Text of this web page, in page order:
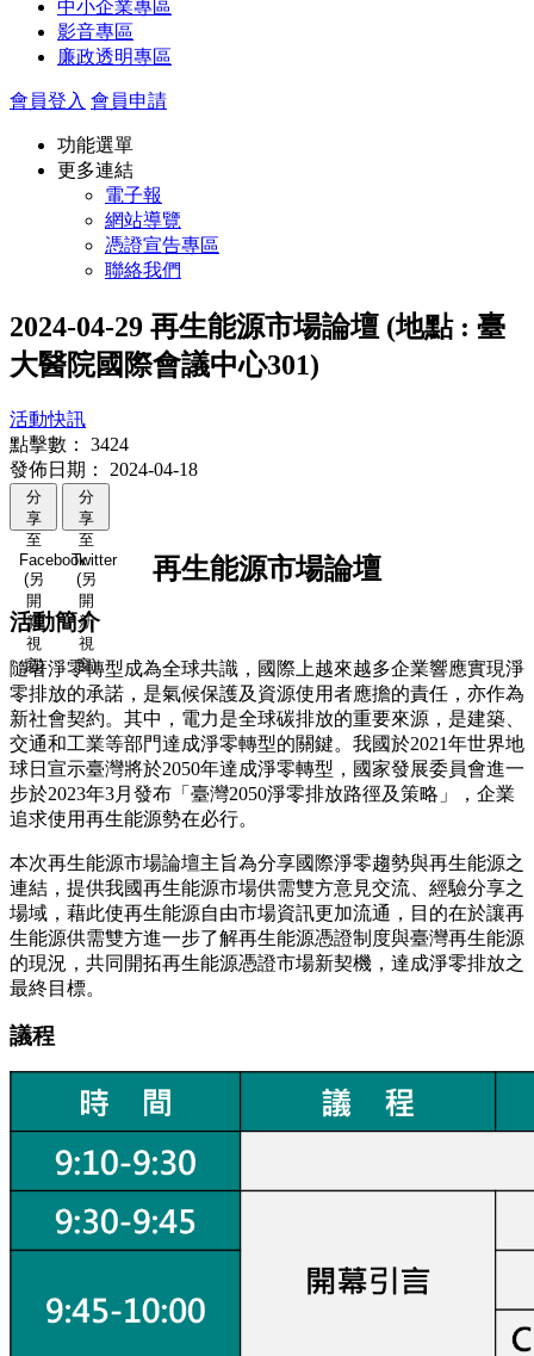
中小企業專區
影音專區
廉政透明專區
會員登入 會員申請
功能選單
更多連結
電子報
網站導覽
憑證宣告專區
聯絡我們
2024-04-29 再生能源市場論壇 (地點 : 臺
大醫院國際會議中心301)
活動快訊
點擊數：
3424
發佈日期：
2024-04-18
分
享
至
Facebook
(另
開
新
視
窗)
分
享
至
Twitter
(另
開
新
視
窗)
再生能源市場論壇
活動簡介
隨著淨零轉型成為全球共識，國際上越來越多企業響應實現淨
零排放的承諾，是氣候保護及資源使用者應擔的責任，亦作為
新社會契約。其中，電力是全球碳排放的重要來源，是建築、
交通和工業等部門達成淨零轉型的關鍵。我國於2021年世界地
球日宣示臺灣將於2050年達成淨零轉型，國家發展委員會進一
步於2023年3月發布「臺灣2050淨零排放路徑及策略」，企業
追求使用再生能源勢在必行。
本次再生能源市場論壇主旨為分享國際淨零趨勢與再生能源之
連結，提供我國再生能源市場供需雙方意見交流、經驗分享之
場域，藉此使再生能源自由市場資訊更加流通，目的在於讓再
生能源供需雙方進一步了解再生能源憑證制度與臺灣再生能源
的現況，共同開拓再生能源憑證市場新契機，達成淨零排放之
最終目標。
議程